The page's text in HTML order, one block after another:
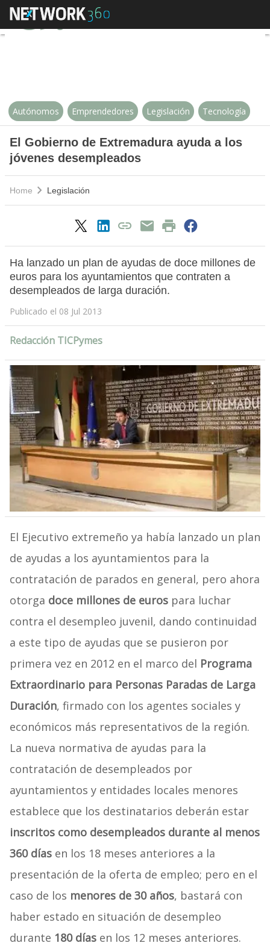
El Gobierno de Extremadura
Autónomos Emprendedores Legislación Tecnología
El Gobierno de Extremadura ayuda a los
jóvenes desempleados
Home Legislación
Ha lanzado un plan de ayudas de doce millones de
euros para los ayuntamientos que contraten a
desempleados de larga duración.
Publicado el 08 Jul 2013
Redacción TICPymes
El Ejecutivo extremeño ya había lanzado un plan
de ayudas a los ayuntamientos para la
contratación de parados en general, pero ahora
otorga doce millones de eurospara luchar
contra el desempleo juvenil, dando continuidad
a este tipo de ayudas que se pusieron por
primera vez en 2012 en el marco del Programa
Extraordinario para Personas Paradas de Larga
Duración, firmado con los agentes sociales y
económicos más representativos de la región.
La nueva normativa de ayudas para la
contratación de desempleados por
ayuntamientos y entidades locales menores
establece que los destinatarios deberán estar
inscritos como desempleados durante al menos
360 díasen los 18 meses anteriores a la
presentación de la oferta de empleo; pero en el
caso de los menores de 30 años, bastará con
haber estado en situación de desempleo
durante 180 díasen los 12 meses anteriores.